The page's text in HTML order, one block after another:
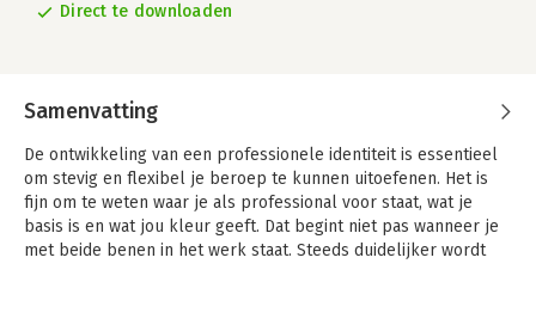
Direct te downloaden
Samenvatting
De ontwikkeling van een professionele identiteit is essentieel
om stevig en flexibel je beroep te kunnen uitoefenen. Het is
fijn om te weten waar je als professional voor staat, wat je
basis is en wat jou kleur geeft. Dat begint niet pas wanneer je
met beide benen in het werk staat. Steeds duidelijker wordt